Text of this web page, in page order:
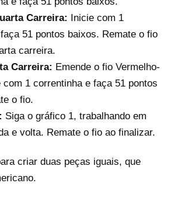
Carreira: Inicie com 1
51 pontos baixos. Remate o fio
carreira.
Carreira: Emende o fio Vermelho-
1 correntinha e faça 51 pontos
o fio.
Siga o gráfico 1, trabalhando em
e volta. Remate o fio ao finalizar.
criar duas peças iguais, que